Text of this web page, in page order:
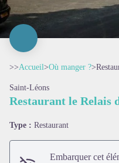
>>Accueil>Où manger ?>
Saint-Léons
Restaurant le Relais
Type : Restaurant
Embarquer cet